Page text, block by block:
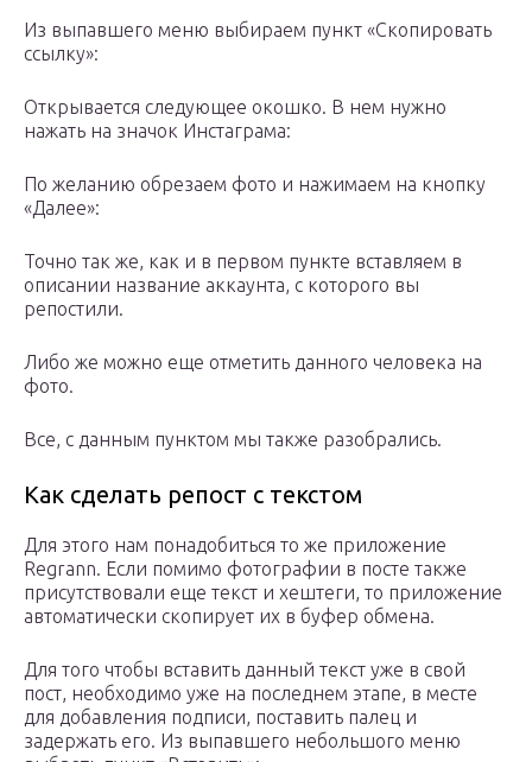
Из выпавшего меню выбираем пункт «Скопировать
ссылку»:
Открывается следующее окошко. В нем нужно
нажать на значок Инстаграма:
По желанию обрезаем фото и нажимаем на кнопку
«Далее»:
Точно так же, как и в первом пункте вставляем в
описании название аккаунта, с которого вы
репостили.
Либо же можно еще отметить данного человека на
фото.
Все, с данным пунктом мы также разобрались.
Как сделать репост с текстом
Для этого нам понадобиться то же приложение
Regrann. Если помимо фотографии в посте также
присутствовали еще текст и хештеги, то приложение
автоматически скопирует их в буфер обмена.
Для того чтобы вставить данный текст уже в свой
пост, необходимо уже на последнем этапе, в месте
для добавления подписи, поставить палец и
задержать его. Из выпавшего небольшого меню